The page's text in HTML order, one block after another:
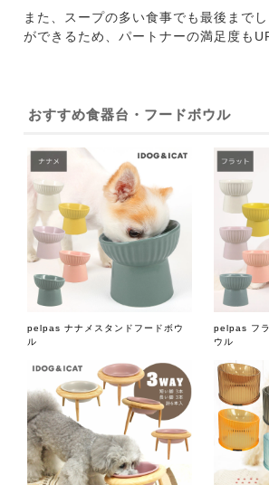
また、スープの多い食事でも最後まで
ができるため、パートナーの満足度も
おすすめ食器台・フードボウル
pelpas ナナメスタンドフードボウ
ル
pelpas フ
ウル